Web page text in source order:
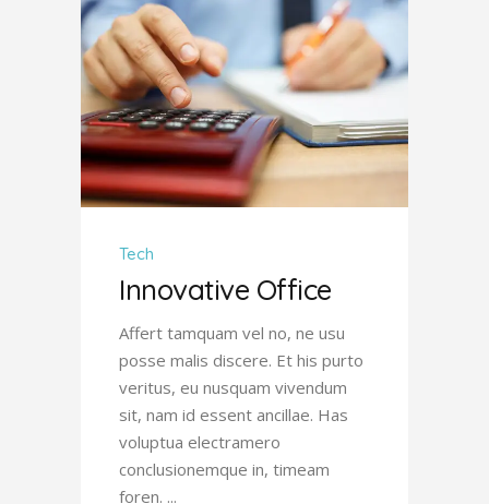
Tech
Innovative Office
Affert tamquam vel no, ne usu
posse malis discere. Et his purto
veritus, eu nusquam vivendum
sit, nam id essent ancillae. Has
voluptua electramero
conclusionemque in, timeam
foren.